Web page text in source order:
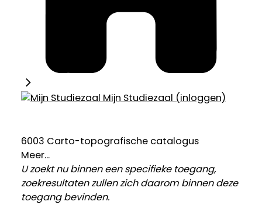
Mijn Studiezaal (inloggen)
6003 Carto-topografische catalogus
Meer...
U zoekt nu binnen een specifieke toegang,
zoekresultaten zullen zich daarom binnen deze
toegang bevinden.